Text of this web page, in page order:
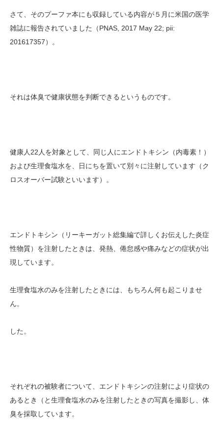
さて、そのプーファ本にも収録している内容が５月に米国の医学
雑誌に報告されていました（PNAS, 2017 May 22; pii:
201617357）。
それは体臭で健康状態を判断できるというものです。
健康人22人を対象として、同じ人にエンドトキシン（内毒素！）
および生理食塩水を、日にちを置いて別々に注射しています（ク
ロスオーバー試験といいます）。
エンドトキシン（リーキーガット総集編で詳しくお伝えした炎症
性物質）を注射したときは、発熱、倦怠感や痛みなどの症状が出
現しています。
生理食塩水のみを注射したときには、もちろん何も起こりませ
ん。
した。
それぞれの被験者について、エンドトキシンの注射により症状の
あるとき（と生理食塩水のみを注射したときの写真を撮影し、体
臭を採取しています。